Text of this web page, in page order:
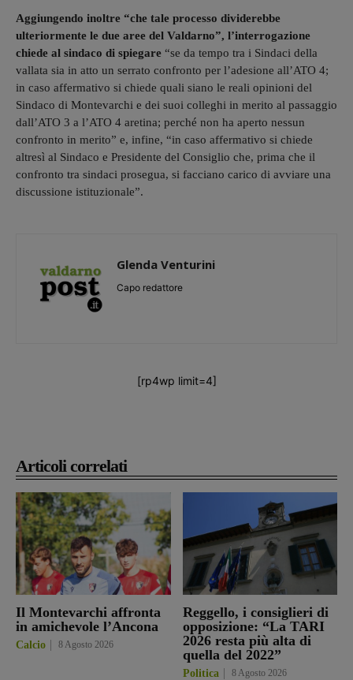
Articoli correlati
Il Montevarchi affronta
in amichevole l’Ancona
Calcio 8 Agosto 2026
Reggello, i consiglieri di
opposizione: “La TARI
2026 resta più alta di
quella del 2022”
Politica 8 Agosto 2026
Aggiungendo inoltre “che tale processo dividerebbe
ulteriormente le due aree del Valdarno”, l’interrogazione
chiede al sindaco di spiegare “se da tempo tra i Sindaci della
vallata sia in atto un serrato confronto per l’adesione all’ATO 4;
in caso affermativo si chiede quali siano le reali opinioni del
Sindaco di Montevarchi e dei suoi colleghi in merito al passaggio
dall’ATO 3 a l’ATO 4 aretina; perché non ha aperto nessun
confronto in merito” e, infine, “in caso affermativo si chiede
altresì al Sindaco e Presidente del Consiglio che, prima che il
confronto tra sindaci prosegua, si facciano carico di avviare una
discussione istituzionale”.
Glenda Venturini
Capo redattore
[rp4wp limit=4]